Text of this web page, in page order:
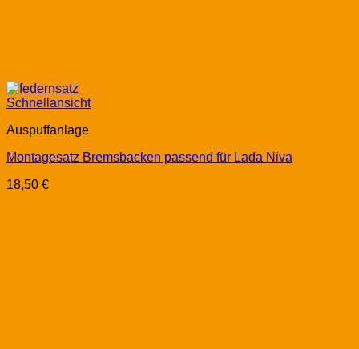
Schnellansicht
Auspuffanlage
Montagesatz Bremsbacken passend für Lada Niva
18,50 €